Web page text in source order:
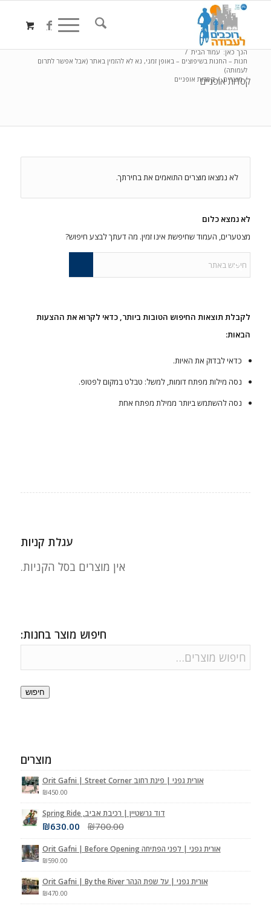
קסדות אופניים
הנך כאן: עמוד הבית /
חנות – החנות בשיפוצים – באופן זמני, נא לא להזמין באתר (אבל אפשר לתרום
לעמותה)
/ מוצרים / קסדות אופניים
לא נמצאו מוצרים התואמים את בחירתך.
לא נמצא כלום
מצטערים, העמוד שחיפשת אינו זמין. מה דעתך לבצע חיפוש?
לקבלת תוצאות החיפוש הטובות ביותר, כדאי לקרוא את ההצעות
הבאות:
כדאי לבדוק את האיות.
נסה מילות מפתח דומות, למשל: טבלט במקום לפטופ.
נסה להשתמש ביותר ממילת מפתח אחת
עגלת קניות
אין מוצרים בסל הקניות.
חיפוש מוצר בחנות:
חיפוש
מוצרים
אורית גפני | פינת רחוב Orit Gafni | Street Corner
₪450.00
דוד גרשטיין | רכיבת אביב, Spring Ride
₪700.00
₪630.00
אורית גפני | לפני הפתיחה Orit Gafni | Before Opening
₪590.00
אורית גפני | על שפת הנהר Orit Gafni | By the River
₪470.00